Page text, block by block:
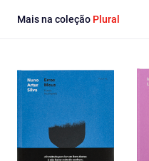
Mais na coleção Plural